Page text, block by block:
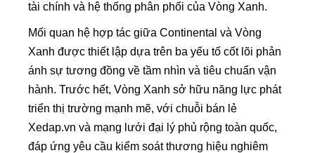
tài chính và hệ thống phân phối của Vòng Xanh.
Mối quan hệ hợp tác giữa Continental và Vòng
Xanh được thiết lập dựa trên ba yếu tố cốt lõi phản
ánh sự tương đồng về tầm nhìn và tiêu chuẩn vận
hành. Trước hết, Vòng Xanh sở hữu năng lực phát
triển thị trường mạnh mẽ, với chuỗi bán lẻ
Xedap.vn và mạng lưới đại lý phủ rộng toàn quốc,
đáp ứng yêu cầu kiểm soát thương hiệu nghiêm